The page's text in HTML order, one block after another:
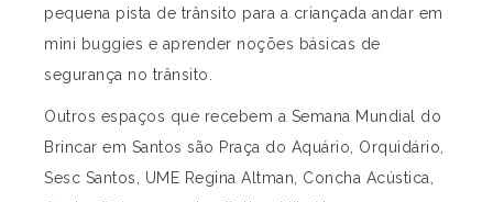
pequena pista de trânsito para a criançada andar em
mini buggies e aprender noções básicas de
segurança no trânsito.
Outros espaços que recebem a Semana Mundial do
Brincar em Santos são Praça do Aquário, Orquidário,
Sesc Santos, UME Regina Altman, Concha Acústica,